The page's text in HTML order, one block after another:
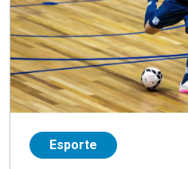
Esporte